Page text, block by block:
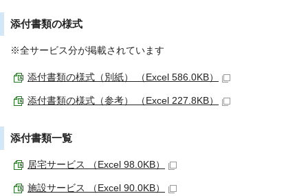
添付書類の様式
※全サービス分が掲載されています
添付書類の様式（別紙） （Excel 586.0KB）
添付書類の様式（参考） （Excel 227.8KB）
添付書類一覧
居宅サービス （Excel 98.0KB）
施設サービス （Excel 90.0KB）